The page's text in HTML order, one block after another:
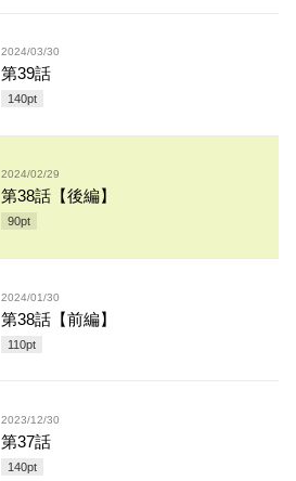
2024/03/30
第39話
140pt
2024/02/29
第38話【後編】
90pt
2024/01/30
第38話【前編】
110pt
2023/12/30
第37話
140pt